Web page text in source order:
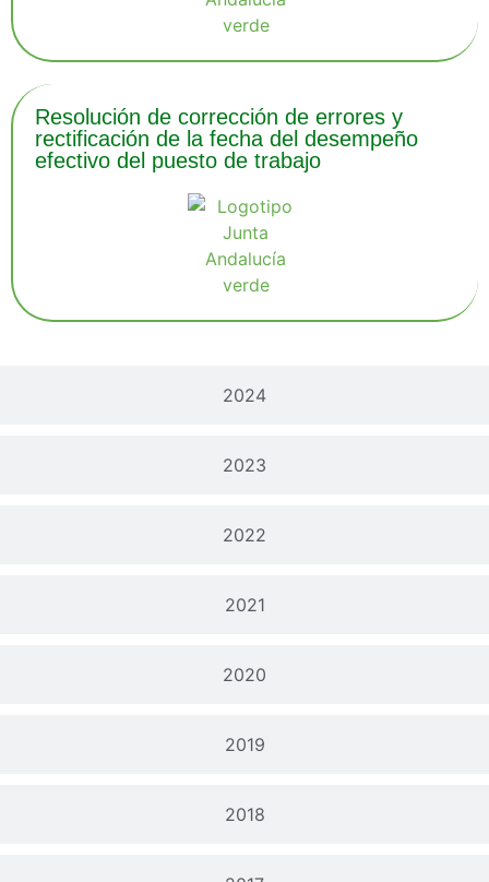
2024
2023
2022
2021
2020
2019
2018
Resolución de corrección de errores y
rectificación de la fecha del desempeño
efectivo del puesto de trabajo